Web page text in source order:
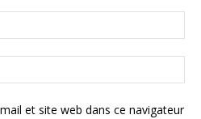
:*
:
et site web dans ce navigateur